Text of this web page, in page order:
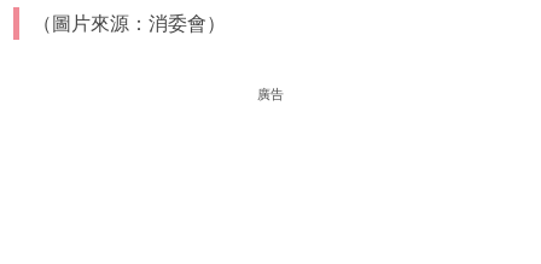
（圖片來源：消委會）
廣告